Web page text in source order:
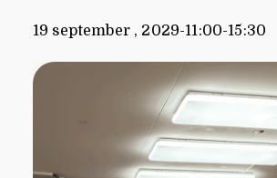
19 september , 2029-11:00-15:30